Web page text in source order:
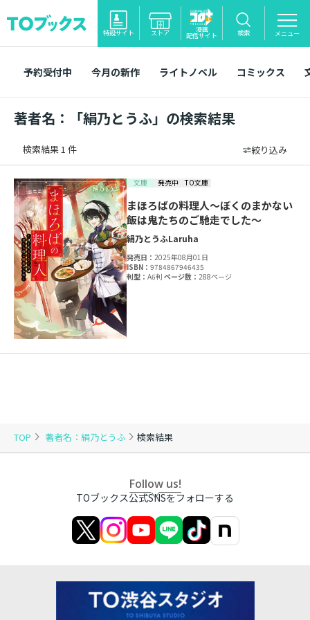
特設サイト ストア 漫画
配信サイト 検索 メニュー
予約受付中 今月の新作 ライトノベル コミックス
TOP 著者名：絹乃とうふ 検索結果
著者名：「絹乃とうふ」の検索結果
検索結果 1 件 絞り込み
文庫 発売中 TO文庫
まほろばの料理人～ぼくのまかない
飯は鬼たちのご馳走でした～
絹乃とうふLaruha
発売日：2025年08月01日
ISBN：9784867946435
判型：A6判ページ数：288ページ
Follow us!
TOブックス公式SNSをフォローする